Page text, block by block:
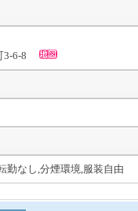
3-6-8
勤なし,分煙環境,服装自由